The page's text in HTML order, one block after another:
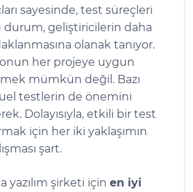
sayesinde, test süreçleri
durum, geliştiricilerin daha
olanak tanıyor.
her projeye uygun
mümkün değil. Bazı
testlerin de önemini
Dolayısıyla, etkili bir test
için her iki yaklaşımın
şart.
yazılım şirketi için en iyi